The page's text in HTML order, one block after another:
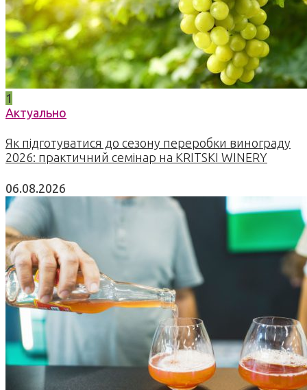
1
Актуально
Як підготуватися до сезону переробки винограду
2026: практичний семінар на KRITSKI WINERY
06.08.2026